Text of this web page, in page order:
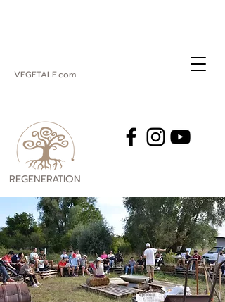
VEGETALE.com
REGENERATION